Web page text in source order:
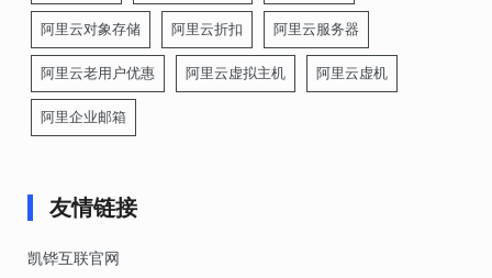
阿里云对象存储 阿里云折扣 阿里云服务器
阿里云老用户优惠 阿里云虚拟主机 阿里云虚机
阿里企业邮箱
友情链接
凯铧互联官网